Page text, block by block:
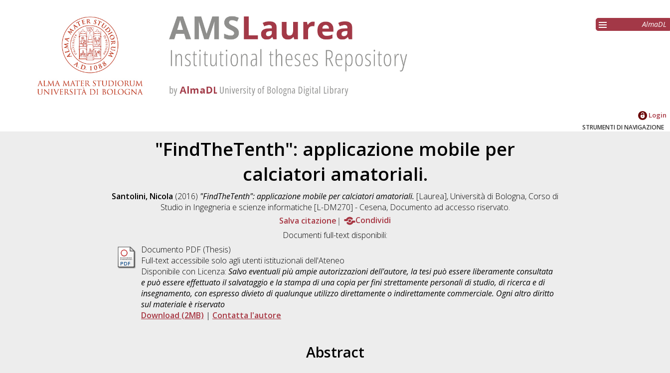
AlmaDL
Login
STRUMENTI DI NAVIGAZIONE
"FindTheTenth": applicazione mobile per
calciatori amatoriali.
Santolini, Nicola (2016) "FindTheTenth": applicazione mobile per calciatori amatoriali. [Laurea], Università di Bologna, Corso di
Studio in Ingegneria e scienze informatiche [L-DM270] - Cesena, Documento ad accesso riservato.
Salva citazione
Condividi
Documenti full-text disponibili:
Documento PDF (Thesis)
Full-text accessibile solo agli utenti istituzionali dell'Ateneo
Disponibile con Licenza: Salvo eventuali più ampie autorizzazioni dell'autore, la tesi può essere liberamente consultata
e può essere effettuato il salvataggio e la stampa di una copia per fini strettamente personali di studio, di ricerca e di
insegnamento, con espresso divieto di qualunque utilizzo direttamente o indirettamente commerciale. Ogni altro diritto
sul materiale è riservato
Download (2MB) | Contatta l'autore
Abstract